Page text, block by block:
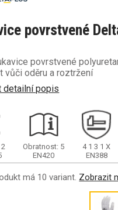
povrstvené
povrstvené
vůči oděru a roztržení
detailní popis
Obratnost: 5
EN420
4 13 1X
EN388
má 10 variant. Zobrazit